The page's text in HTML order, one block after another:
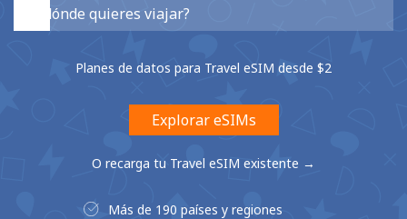
Regístrate con
o
Planes de datos para Travel eSIM desde ⁦$2⁩
Explorar eSIMs
O recarga tu Travel eSIM existente →
Más de 190 países y regiones